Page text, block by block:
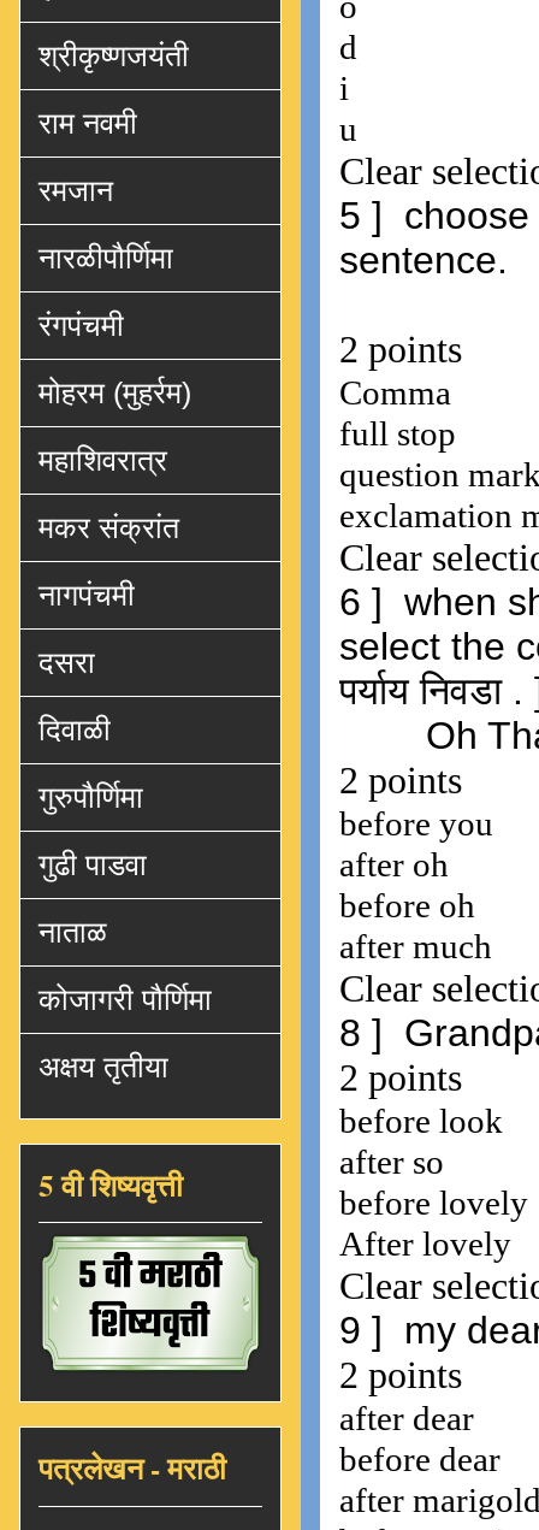
श्रीकृष्णजयंती
राम नवमी
रमजान
नारळीपौर्णिमा
रंगपंचमी
मोहरम (मुहर्रम)
महाशिवरात्र
मकर संक्रांत
नागपंचमी
दसरा
दिवाळी
गुरुपौर्णिमा
गुढी पाडवा
नाताळ
कोजागरी पौर्णिमा
अक्षय तृतीया
5 वी शिष्यवृत्ती
पत्रलेखन - मराठी